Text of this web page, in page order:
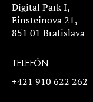
Digital Park I,
Einsteinova 21,
851 01 Bratislava
TELEFÓN
+421 910 622 262